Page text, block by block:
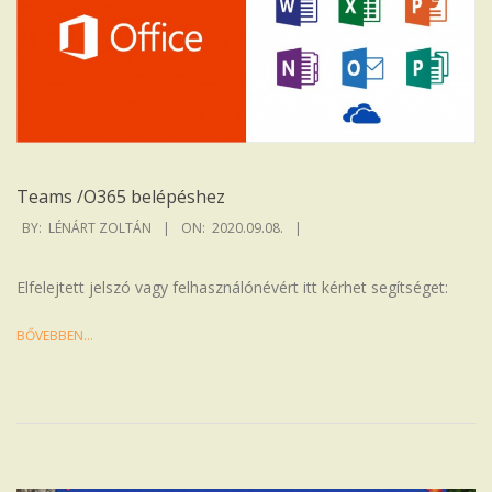
s
i
A
r
a
n
Teams /O365 belépéshez
2020-
08
BY: LÉNÁRT ZOLTÁN ON: 2020.09.08.
Elfelejtett jelszó vagy felhasználónévért itt kérhet segítséget:
BŐVEBBEN…